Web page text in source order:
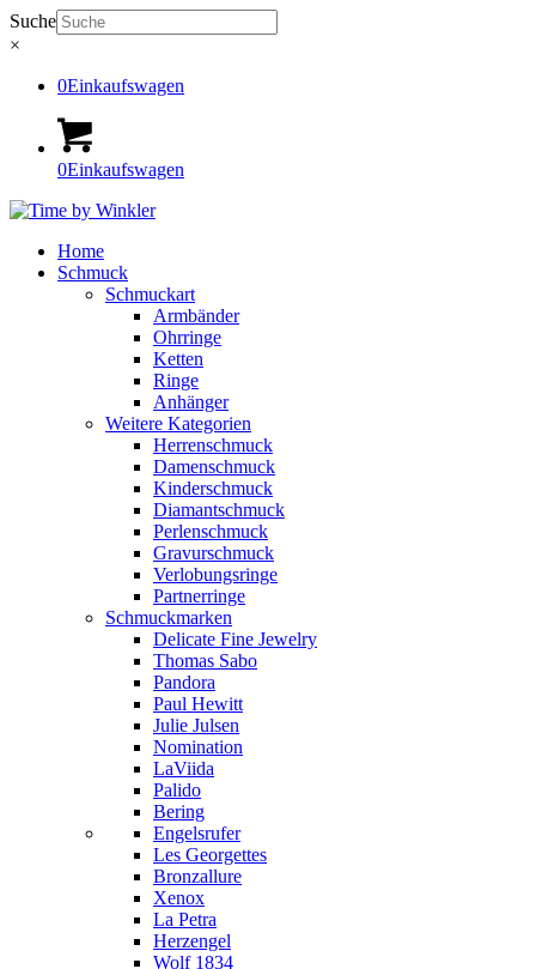
Suche
×
0Einkaufswagen
0Einkaufswagen
Home
Schmuck
Schmuckart
Armbänder
Ohrringe
Ketten
Ringe
Anhänger
Weitere Kategorien
Herrenschmuck
Damenschmuck
Kinderschmuck
Diamantschmuck
Perlenschmuck
Gravurschmuck
Verlobungsringe
Partnerringe
Schmuckmarken
Delicate Fine Jewelry
Thomas Sabo
Pandora
Paul Hewitt
Julie Julsen
Nomination
LaViida
Palido
Bering
Engelsrufer
Les Georgettes
Bronzallure
Xenox
La Petra
Herzengel
Wolf 1834